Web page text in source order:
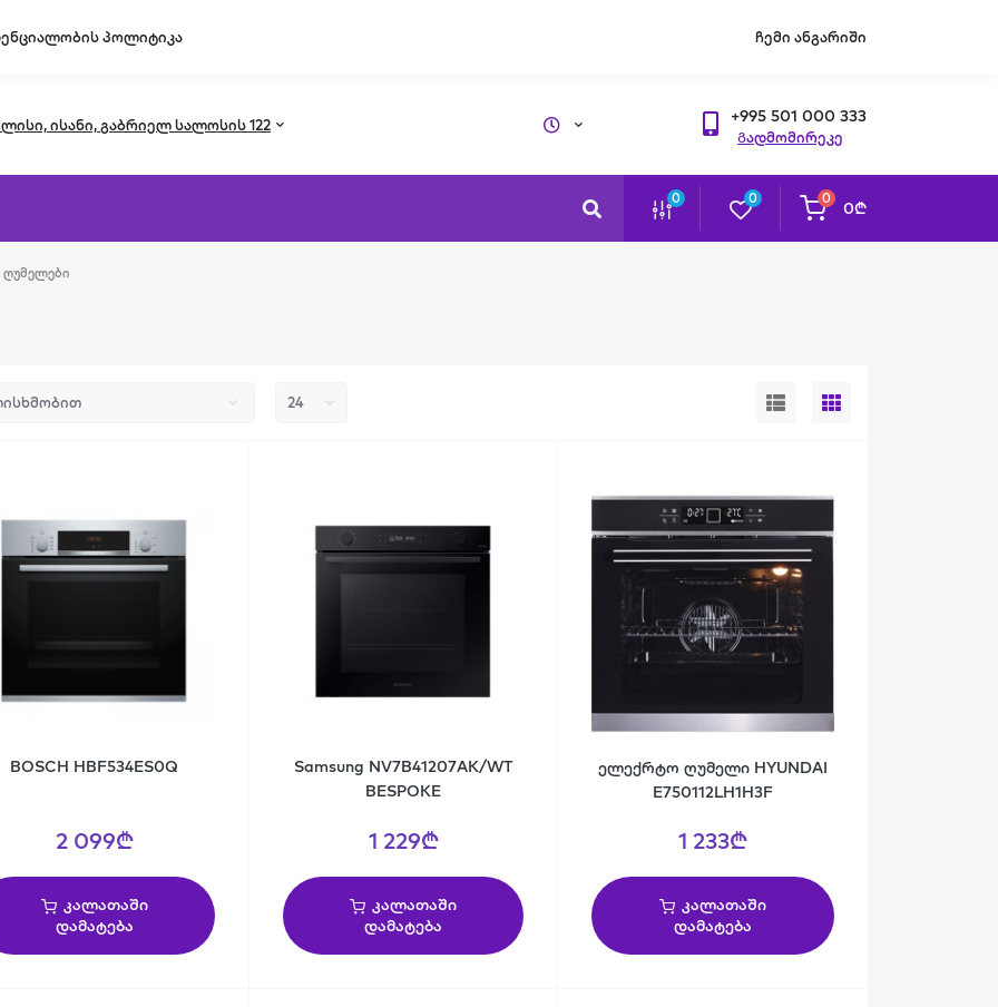
პოლიტიკა ჩემი ანგარიში
ისანი, გაბრიელ სალოსის 122 +995 501 000 333
Გადმომირეკე
0 0 0 0₾
ღუმელები
BOSCH HBF534ES0Q
2 099₾
კალათაში
დამატება
Samsung NV7B41207AK/WT
BESPOKE
1 229₾
კალათაში
დამატება
ელექრტო ღუმელი HYUNDAI
E750112LH1H3F
1 233₾
კალათაში
დამატება